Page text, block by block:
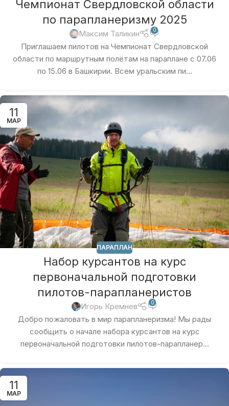
Чемпионат Свердловской области
по парапланеризму 2025
Максим Таликин 0
Приглашаем пилотов на Чемпионат Свердловской
области по маршрутным полётам на параплане с 07.06
по 15.06 в Башкирии. Всем уральским пи...
11
МАР
ПАРАПЛАН
Набор курсантов на курс
первоначальной подготовки
пилотов-парапланеристов
Игорь Кремнев 0
Добро пожаловать в мир парапланеризма! Мы рады
сообщить о начале набора курсантов на курс
первоначальной подготовки пилотов-парапланер...
11
МАР